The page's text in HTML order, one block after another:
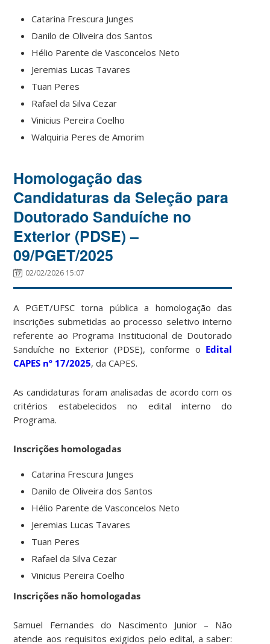
Catarina Frescura Junges
Danilo de Oliveira dos Santos
Hélio Parente de Vasconcelos Neto
Jeremias Lucas Tavares
Tuan Peres
Rafael da Silva Cezar
Vinicius Pereira Coelho
Walquiria Peres de Amorim
Homologação das
Candidaturas da Seleção para
Doutorado Sanduíche no
Exterior (PDSE) –
09/PGET/2025
02/02/2026 15:07
A PGET/UFSC torna pública a homologação das
inscrições submetidas ao processo seletivo interno
referente ao Programa Institucional de Doutorado
Sanduíche no Exterior (PDSE), conforme o Edital
CAPES nº 17/2025, daCAPES.
As candidaturas foram analisadas de acordo com os
critérios estabelecidos no edital interno do
Programa.
Inscrições homologadas
Catarina Frescura Junges
Danilo de Oliveira dos Santos
Hélio Parente de Vasconcelos Neto
Jeremias Lucas Tavares
Tuan Peres
Rafael da Silva Cezar
Vinicius Pereira Coelho
Inscrições não homologadas
Samuel Fernandes do Nascimento Junior – Não
atende aos requisitos exigidos pelo edital, a saber: